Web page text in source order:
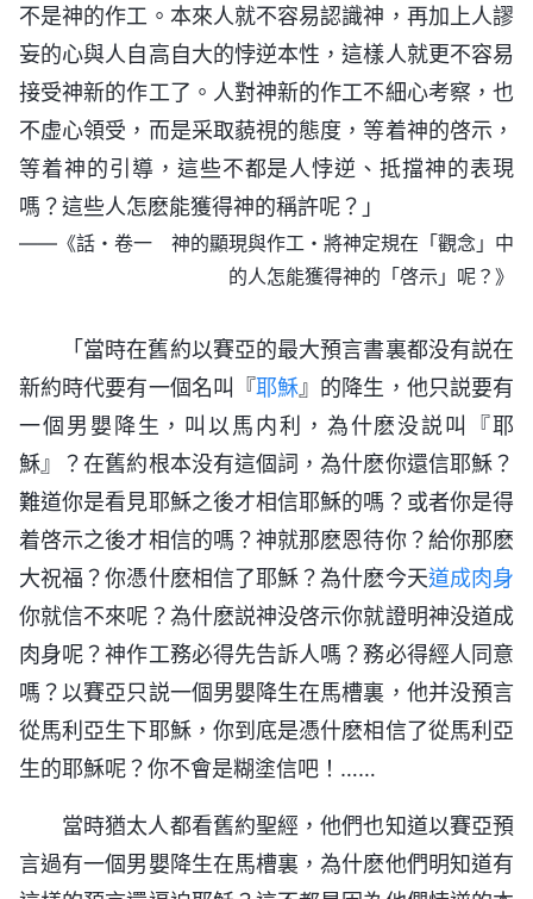
不是神的作工。本來人就不容易認識神，再加上人謬
妄的心與人自高自大的悖逆本性，這樣人就更不容易
接受神新的作工了。人對神新的作工不細心考察，也
不虚心領受，而是采取藐視的態度，等着神的啓示，
等着神的引導，這些不都是人悖逆、抵擋神的表現
嗎？這些人怎麽能獲得神的稱許呢？」
——《話・卷一 神的顯現與作工・將神定規在「觀念」中
的人怎能獲得神的「啓示」呢？》
「當時在舊約以賽亞的最大預言書裏都没有説在
新約時代要有一個名叫『耶穌』的降生，他只説要有
一個男嬰降生，叫以馬内利，為什麽没説叫『耶
穌』？在舊約根本没有這個詞，為什麽你還信耶穌？
難道你是看見耶穌之後才相信耶穌的嗎？或者你是得
着啓示之後才相信的嗎？神就那麽恩待你？給你那麽
大祝福？你憑什麽相信了耶穌？為什麽今天道成肉身
你就信不來呢？為什麽説神没啓示你就證明神没道成
肉身呢？神作工務必得先告訴人嗎？務必得經人同意
嗎？以賽亞只説一個男嬰降生在馬槽裏，他并没預言
從馬利亞生下耶穌，你到底是憑什麽相信了從馬利亞
生的耶穌呢？你不會是糊塗信吧！……
當時猶太人都看舊約聖經，他們也知道以賽亞預
言過有一個男嬰降生在馬槽裏，為什麽他們明知道有